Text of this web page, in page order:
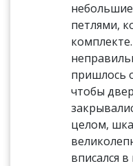
петлями,
пришлось
чтобы
целом,
вписался